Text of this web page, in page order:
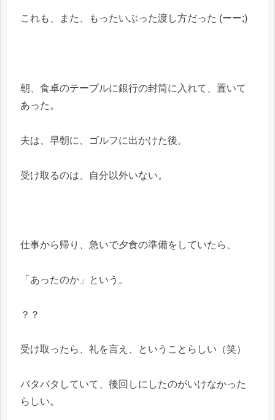
これも、また、もったいぶった渡し方だった (ーー;)
朝、食卓のテーブルに銀行の封筒に入れて、置いて
あった。
夫は、早朝に、ゴルフに出かけた後。
受け取るのは、自分以外いない。
仕事から帰り、急いで夕食の準備をしていたら、
「あったのか」という。
？？
受け取ったら、礼を言え、ということらしい（笑）
バタバタしていて、後回しにしたのがいけなかった
らしい。